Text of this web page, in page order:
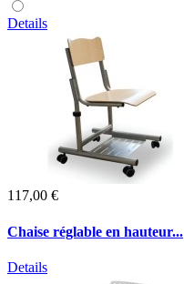
Details
117,00 €
Chaise réglable en hauteur...
Details